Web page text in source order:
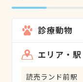
診療動物
エリア・駅
読売ランド前駅